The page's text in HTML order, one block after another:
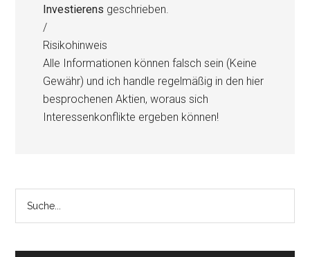
Investierens geschrieben.
/
Risikohinweis
Alle Informationen können falsch sein (Keine
Gewähr) und ich handle regelmäßig in den hier
besprochenen Aktien, woraus sich
Interessenkonflikte ergeben können!